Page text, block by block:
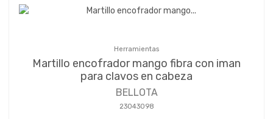
Herramientas
Martillo encofrador mango fibra con iman
para clavos en cabeza
BELLOTA
23043098